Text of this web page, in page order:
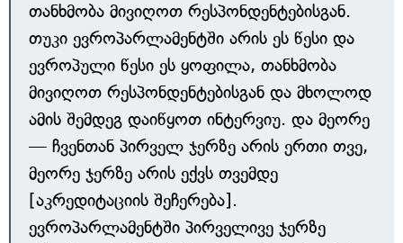
თანხმობა მივიღოთ რესპონდენტებისგან.
თუკი ევროპარლამენტში არის ეს წესი და
ევროპული წესი ეს ყოფილა, თანხმობა
მივიღოთ რესპონდენტებისგან და მხოლოდ
ამის შემდეგ დაიწყოთ ინტერვიუ. და მეორე
— ჩვენთან პირველ ჯერზე არის ერთი თვე,
მეორე ჯერზე არის ექვს თვემდე
[აკრედიტაციის შეჩერება].
ევროპარლამენტში პირველივე ჯერზე